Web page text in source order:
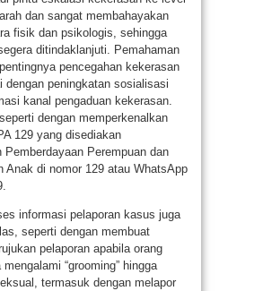
dan sangat membahayakan
fisik dan psikologis, sehingga
ditindaklanjuti. Pemahaman
pencegahan kekerasan
dengan peningkatan sosialisasi
kanal pengaduan kekerasan.
dengan memperkenalkan
129 yang disediakan
Pemberdayaan Perempuan dan
Anak di nomor 129 atau WhatsApp
informasi pelaporan kasus juga
seperti dengan membuat
pelaporan apabila orang
“grooming” hingga
termasuk dengan melapor